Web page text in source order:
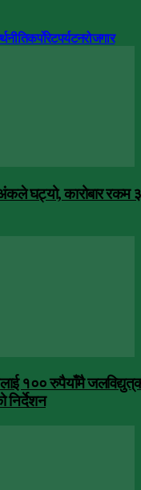
कर्पोरेटपर्यटनरोजगार
घट्यो, कारोबार रकम
१०० रुपैयाँमै
निर्देशन